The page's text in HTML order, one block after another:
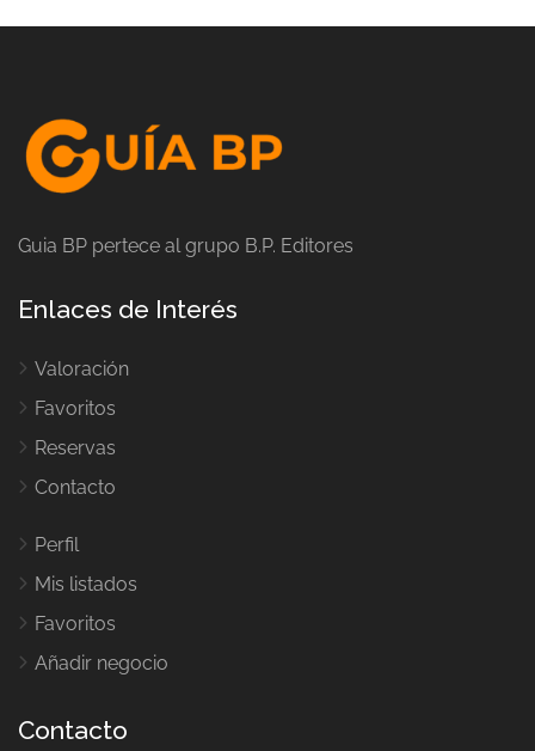
Guia BP pertece al grupo B.P. Editores
Enlaces de Interés
Valoración
Favoritos
Reservas
Contacto
Perfil
Mis listados
Favoritos
Añadir negocio
Contacto